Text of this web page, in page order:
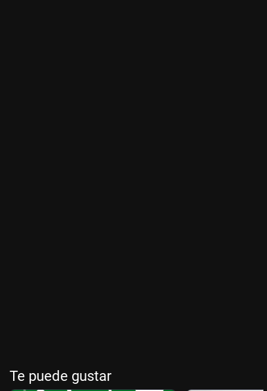
Te puede gustar